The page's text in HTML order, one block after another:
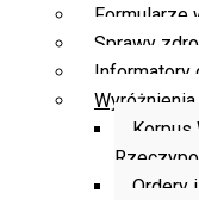
Formularze
Sprawy
Informatory
Korpus
Ordery